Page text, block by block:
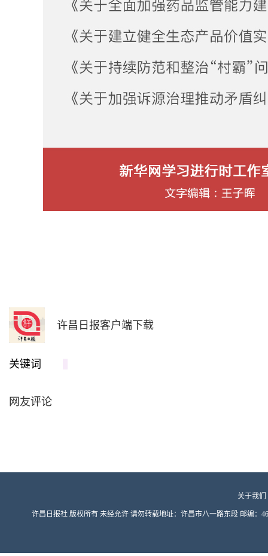
许昌日报客户端下载
关键词
网友评论
关于我们
许昌日报社 版权所有 未经允许 请勿转载地址：许昌市八一路东段 邮编：